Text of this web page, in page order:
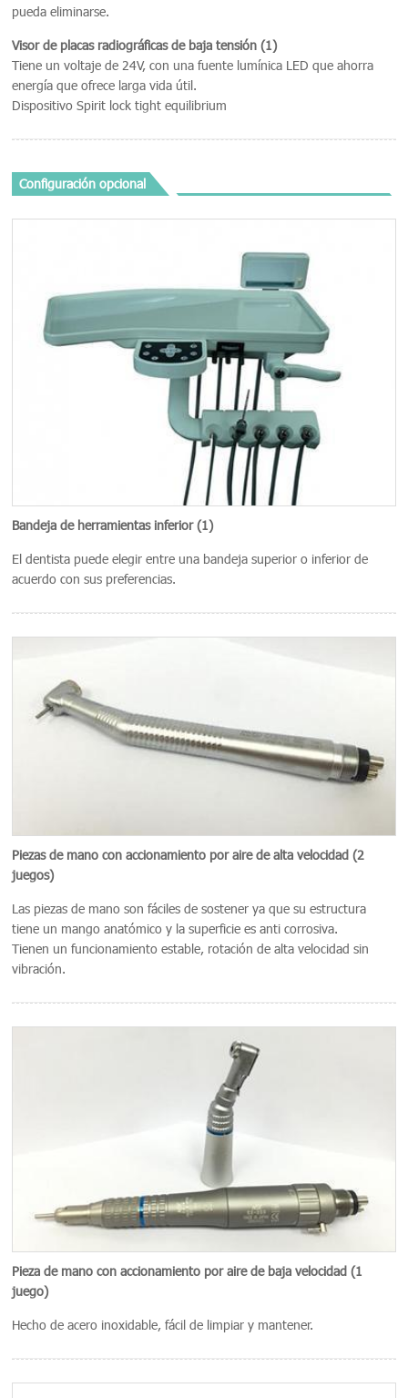
pueda eliminarse.
Visor de placas radiográficas de baja tensión (1)
Tiene un voltaje de 24V, con una fuente lumínica LED que ahorra
energía que ofrece larga vida útil.
Dispositivo Spirit lock tight equilibrium
Configuración opcional
Bandeja de herramientas inferior (1)
El dentista puede elegir entre una bandeja superior o inferior de
acuerdo con sus preferencias.
Piezas de mano con accionamiento por aire de alta velocidad (2
juegos)
Las piezas de mano son fáciles de sostener ya que su estructura
tiene un mango anatómico y la superficie es anti corrosiva.
Tienen un funcionamiento estable, rotación de alta velocidad sin
vibración.
Pieza de mano con accionamiento por aire de baja velocidad (1
juego)
Hecho de acero inoxidable, fácil de limpiar y mantener.